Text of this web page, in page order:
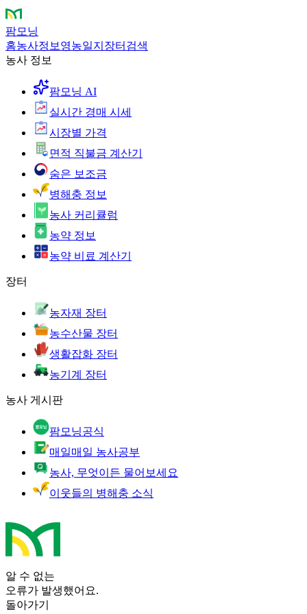
팜모닝
홈농사정보 영농일지 장터 검색
농사 정보
팜모닝 AI
실시간 경매 시세
시장별 가격
면적 직불금 계산기
숨은 보조금
병해충 정보
농사 커리큘럼
농약 정보
농약 비료 계산기
장터
농자재 장터
농수산물 장터
생활잡화 장터
농기계 장터
농사 게시판
팜모닝공식
매일매일 농사공부
농사, 무엇이든 물어보세요
이웃들의 병해충 소식
알 수 없는
오류가 발생했어요.
돌아가기